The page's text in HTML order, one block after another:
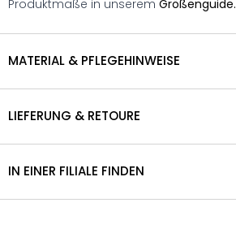
Produktmaße in unserem Größenguide.
MATERIAL & PFLEGEHINWEISE
LIEFERUNG & RETOURE
IN EINER FILIALE FINDEN